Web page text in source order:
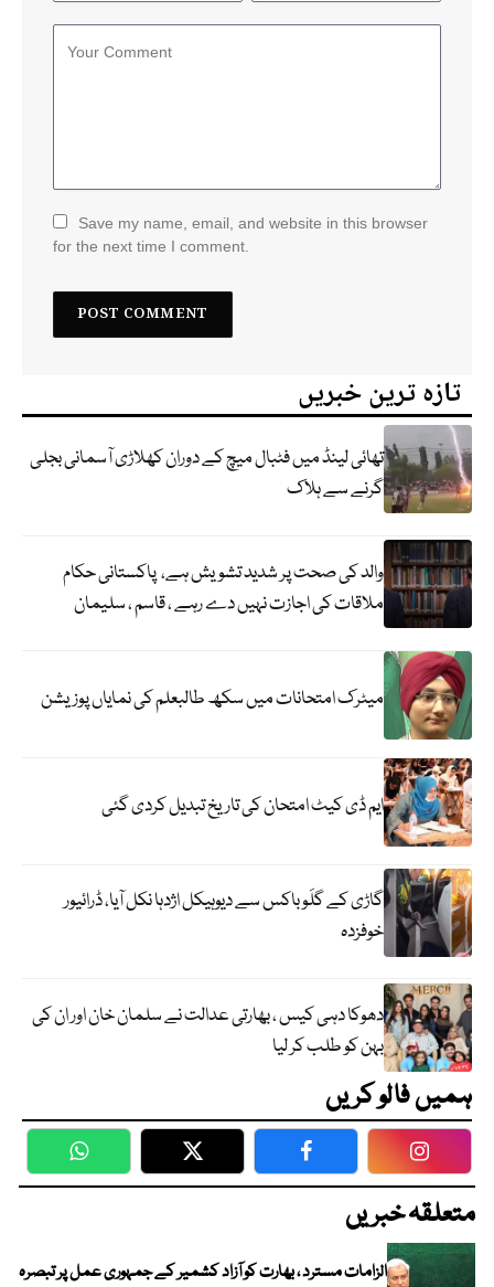
Save my name, email, and website in this browser
for the next time I comment.
تازہ ترین خبریں
تھائی لینڈ میں فٹبال میچ کے دوران کھلاڑی آسمانی بجلی
گرنے سے ہلاک
والد کی صحت پر شدید تشویش ہے، پاکستانی حکام
ملاقات کی اجازت نہیں دے رہے ، قاسم ، سلیمان
میٹرک امتحانات میں سکھ طالبعلم کی نمایاں پوزیشن
ایم ڈی کیٹ امتحان کی تاریخ تبدیل کردی گئی
گاڑی کے گلَو باکس سے دیوہیکل اژدہا نکل آیا، ڈرائیور
خوفزدہ
دھوکا دہی کیس ، بھارتی عدالت نے سلمان خان اور ان کی
بہن کو طلب کر لیا
ہمیں فالو کریں
WhatsApp Twitter Facebook
متعلقہ خبریں
الزامات مسترد ، بھارت کو آزاد کشمیر کے جمہوری عمل پر تبصرہ